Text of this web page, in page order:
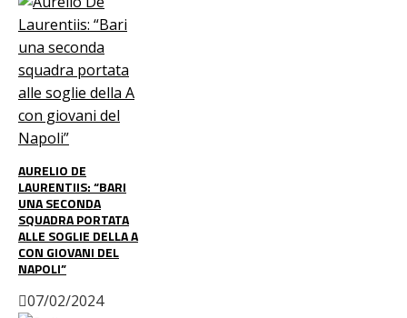
AURELIO DE
LAURENTIIS: “BARI
UNA SECONDA
SQUADRA PORTATA
ALLE SOGLIE DELLA A
CON GIOVANI DEL
NAPOLI”
07/02/2024